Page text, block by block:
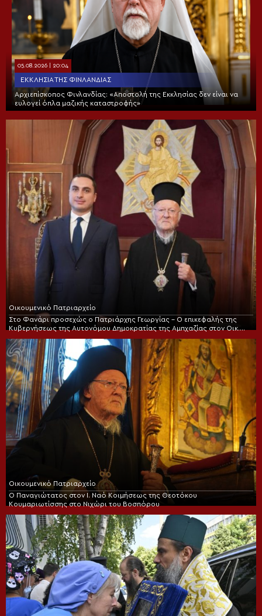
05.08.2026 | 20:04
ΕΚΚΛΗΣΊΑ ΤΗΣ ΦΙΝΛΑΝΔΊΑΣ
Αρχιεπίσκοπος Φινλανδίας: «Αποστολή της Εκκλησίας δεν είναι να
ευλογεί όπλα μαζικής καταστροφής»
Οικουμενικό Πατριαρχείο
Στο Φανάρι προσεχώς ο Πατριάρχης Γεωργίας – Ο επικεφαλής της
Κυβερνήσεως της Αυτονόμου Δημοκρατίας της Αμπχαζίας στον Οικ.
Οικουμενικό Πατριαρχείο
Ο Παναγιώτατος στον Ι. Ναό Κοιμήσεως της Θεοτόκου
Κουμαριωτίσσης στο Νιχώρι του Βοσπόρου